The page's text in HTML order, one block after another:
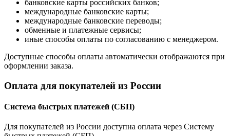
банковские карты российских банков;
международные банковские карты;
международные банковские переводы;
обменные и платежные сервисы;
иные способы оплаты по согласованию с менеджером.
Доступные способы оплаты автоматически отображаются при
оформлении заказа.
Оплата для покупателей из России
Система быстрых платежей (СБП)
Для покупателей из России доступна оплата через Систему